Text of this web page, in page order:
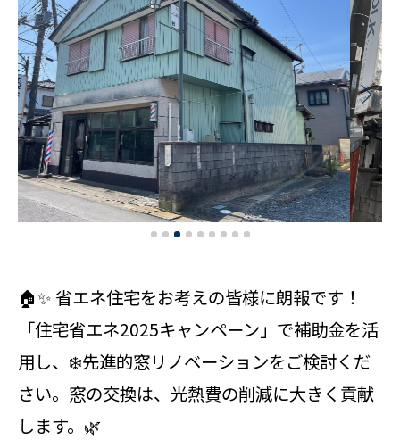
🏠✨ 省エネ住宅をお考えの皆様に朗報です！
「住宅省エネ2025キャンペーン」で補助金を活
用し、❄️先進的窓リノベーションをご検討くだ
さい。窓の交換は、光熱費の削減に大きく貢献
します。🌿